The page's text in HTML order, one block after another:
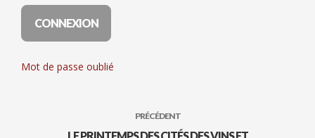
Mot de passe oublié
PRÉCÉDENT